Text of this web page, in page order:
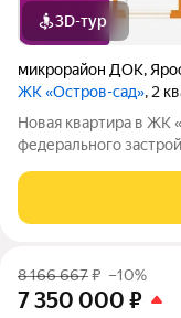
3D-тур
микрорайон ДОК,
ЖК «Остров-сад», 2
Новая квартира в ЖК
федерального
Девелопмент.
8 166 667₽ –10%
7 350 000 ₽